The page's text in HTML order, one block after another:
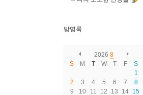
방명록
2026 8
S
M T W T F
S
1
2
3 4 5 6 7
8
9
10 11 12 13 14 15